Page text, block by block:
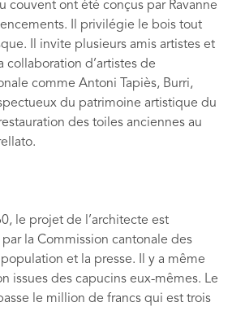
couvent ont été conçus par Ravanne
Il privilégie le bois tout
Il invite plusieurs amis artistes et
collaboration d’artistes de
comme Antoni Tapiès, Burri,
du patrimoine artistique du
des toiles anciennes au
le projet de l’architecte est
la Commission cantonale des
et la presse. Il y a même
issues des capucins eux-mêmes. Le
le million de francs qui est trois